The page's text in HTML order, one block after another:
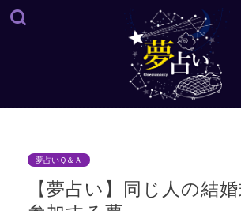
夢占いＱ＆Ａ
【夢占い】同じ人の結